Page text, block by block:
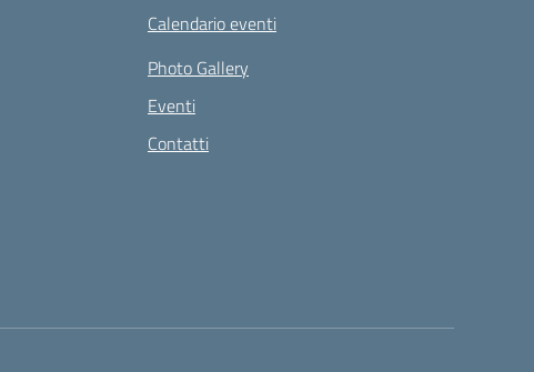
Calendario eventi
Photo Gallery
Eventi
Contatti